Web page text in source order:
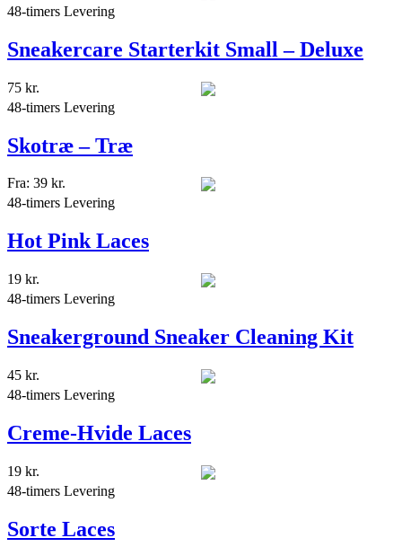
48-timers Levering
Sneakercare Starterkit Small – Deluxe
75 kr.
48-timers Levering
Skotræ – Træ
Fra: 39 kr.
48-timers Levering
Hot Pink Laces
19 kr.
48-timers Levering
Sneakerground Sneaker Cleaning Kit
45 kr.
48-timers Levering
Creme-Hvide Laces
19 kr.
48-timers Levering
Sorte Laces